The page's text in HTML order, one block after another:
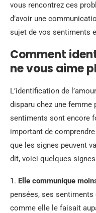
vous rencontrez ces
d’avoir une
sujet de vos sentiments
Comment
ne vous aime
L’identification de
disparu chez une femme
sentiments sont encore
important de
que les signes peuvent
dit, voici quelques
1. Elle communique
pensées, ses
comme elle le faisait